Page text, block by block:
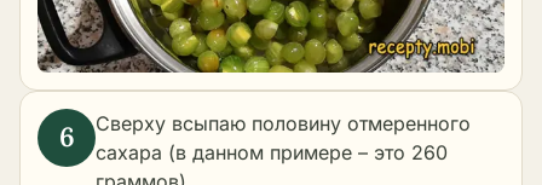
Сверху всыпаю половину отмеренного
сахара (в данном примере – это 260